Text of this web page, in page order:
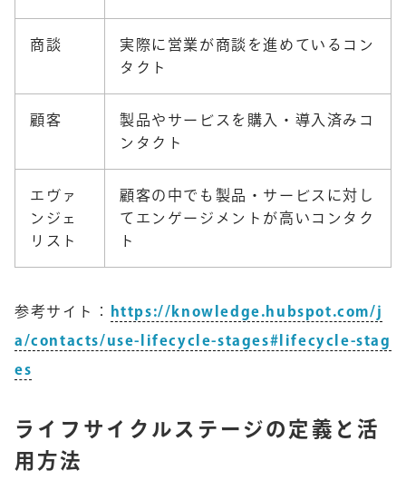
商談
実際に営業が商談を進めているコン
タクト
顧客
製品やサービスを購入・導入済みコ
ンタクト
エヴァ
ンジェ
リスト
顧客の中でも製品・サービスに対し
てエンゲージメントが高いコンタク
ト
参考サイト：
https://knowledge.hubspot.com/j
a/contacts/use-lifecycle-stages#lifecycle-stag
es
ライフサイクルステージの定義と活
用方法